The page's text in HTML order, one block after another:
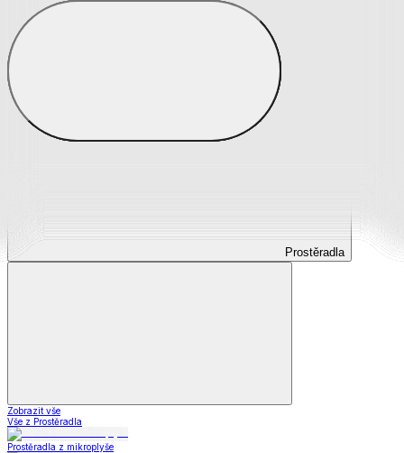
Prostěradla
Prostěradla
Zobrazit vše
Vše z Prostěradla
Prostěradla z mikroplyše